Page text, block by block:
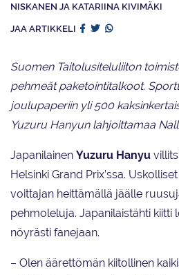
NISKANEN JA KATARIINA KIVIMÄKI
JAA ARTIKKELI
Suomen Taitolusiteluliiton
pehmeät paketointitalkoot.
joulupaperiin yli 500
Yuzuru Hanyun lahjoittamaa
Japanilainen Yuzuru Hanyu
Helsinki Grand Prix’ssa.
voittajan heittämällä jäälle
pehmoleluja. Japanilaistähti kiitti
nöyrästi fanejaan.
– Olen äärettömän kiitollinen